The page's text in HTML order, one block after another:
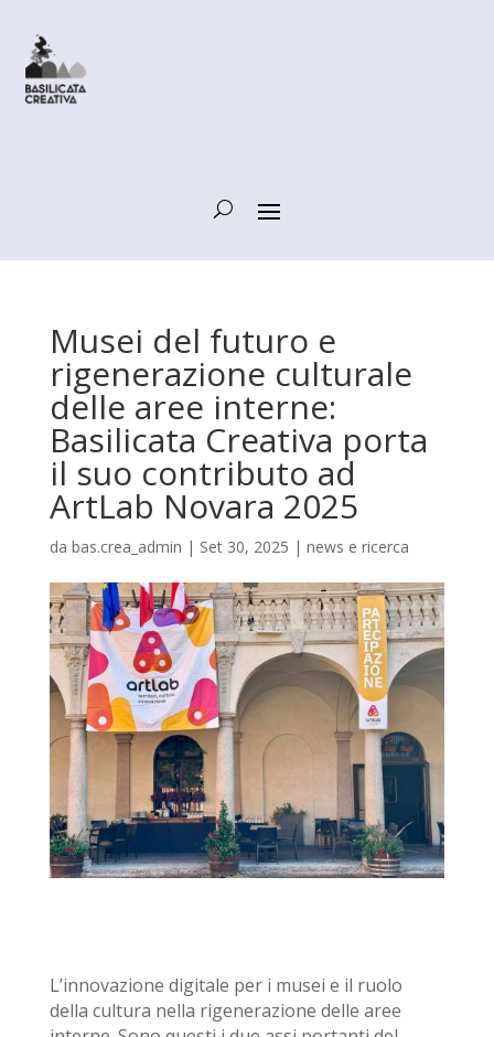
Musei del futuro e
rigenerazione culturale
delle aree interne:
Basilicata Creativa porta
il suo contributo ad
ArtLab Novara 2025
da bas.crea_admin | Set 30, 2025 | news e ricerca
L’innovazione digitale per i musei e il ruolo
della cultura nella rigenerazione delle aree